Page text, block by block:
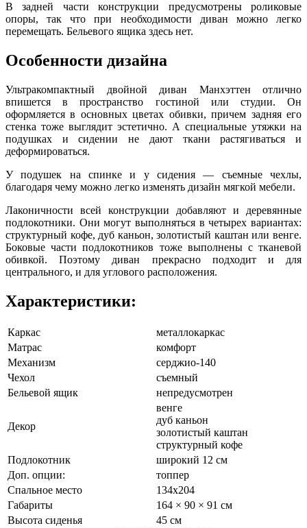
В задней части конструкции предусмотрены роликовые
опоры, так что при необходимости диван можно легко
перемещать. Бельевого ящика здесь нет.
Особенности дизайна
Ультракомпактный двойной диван Манхэттен отлично
впишется в пространство гостиной или студии. Он
оформляется в основных цветах обивки, причем задняя его
стенка тоже выглядит эстетично. А специальные утяжки на
подушках и сидении не дают ткани растягиваться и
деформироваться.
У подушек на спинке и у сидения — съемные чехлы,
благодаря чему можно легко изменять дизайн мягкой мебели.
Лаконичности всей конструкции добавляют и деревянные
подлокотники. Они могут выполняться в четырех вариантах:
структурный кофе, дуб каньон, золотистый каштан или венге.
Боковые части подлокотников тоже выполнены с тканевой
обивкой. Поэтому диван прекрасно подходит и для
центрального, и для углового расположения.
Характеристики:
Каркас
металлокаркас
Матрас
комфорт
Механизм
серджио-140
Чехол
съемный
Бельевой ящик
непредусмотрен
Декор
венге
дуб каньон
золотистый каштан
структурный кофе
Подлокотник
широкий 12 см
Доп. опции:
топпер
Спальное место
134х204
Габариты
164 × 90 × 91 см
Высота сиденья
45 см